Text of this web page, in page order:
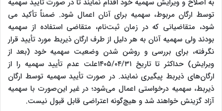
به اصلاح و ویرایش سهمیه خود اقدام نمایند تا در صورت تأیید سهمیه
توسط ارگان مربوط، سهمیه برای آنان اعمال شود. ضمناً تأکید می
شود، متقاضیانی که در زمان ثبت‌نام، متقاضی استفاده از سهمیه
بودند ولی سهمیه آنان به هر دلیل از طرف ارگان ذیربط مورد تأیید قرار
نگرفته، برای بررسی و روشن شدن وضعیت سهمیه خود (بعد از
ویرایش) حداکثر تا تاریخ ۱۴۰۵/۰۴/۳۱علت عدم تأیید سهمیه را از
ارگان‌های ذیربط پیگیری نمایند. در صورت تأیید سهمیه توسط ارگان
ذیربط، سهمیه درخواستی اعمال می‌شود؛ در غیر این‌صورت با سهمیه
آزاد گزینش خواهند شد و هیچ‌گونه اعتراضی قابل قبول نیست.